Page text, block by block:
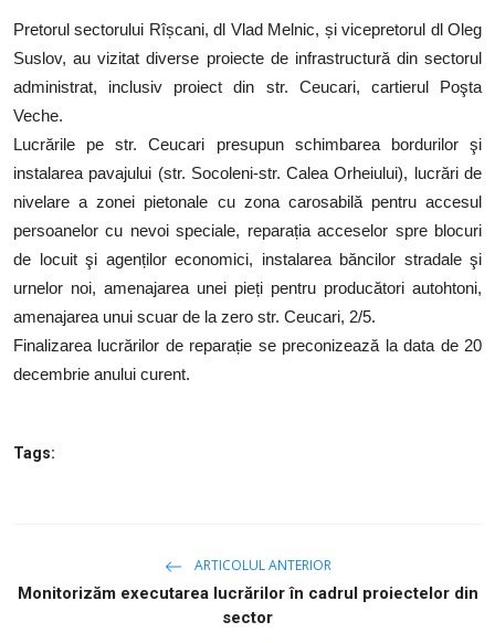
Sectorul Rîșcani
Căutați pe Internet
Pretorul sectorului Rîșcani, dl Vlad Melnic, și vicepretorul dl Oleg
Suslov, au vizitat diverse proiecte de infrastructură din sectorul
administrat, inclusiv proiect din str. Ceucari, cartierul Poşta
Veche.
Lucrările pe str. Ceucari presupun schimbarea bordurilor şi
instalarea pavajului (str. Socoleni-str. Calea Orheiului), lucrări de
nivelare a zonei pietonale cu zona carosabilă pentru accesul
persoanelor cu nevoi speciale, reparația acceselor spre blocuri
de locuit şi agenților economici, instalarea băncilor stradale şi
urnelor noi, amenajarea unei pieți pentru producători autohtoni,
amenajarea unui scuar de la zero str. Ceucari, 2/5.
Finalizarea lucrărilor de reparație se preconizează la data de 20
decembrie anului curent.
Tags:
ARTICOLUL ANTERIOR
Monitorizăm executarea lucrărilor în cadrul proiectelor din
sector